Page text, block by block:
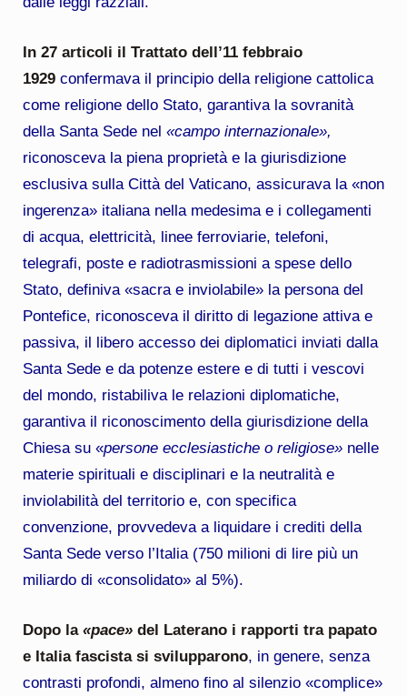
In 27 articoli il Trattato dell’11 febbraio
1929confermava il principio della religione cattolica
come religione dello Stato, garantiva la sovranità
della Santa Sede nel «campo internazionale»,
riconosceva la piena proprietà e la giurisdizione
esclusiva sulla Città del Vaticano, assicurava la «non
ingerenza» italiana nella medesima e i collegamenti
di acqua, elettricità, linee ferroviarie, telefoni,
telegrafi, poste e radiotrasmissioni a spese dello
Stato, definiva «sacra e inviolabile» la persona del
Pontefice, riconosceva il diritto di legazione attiva e
passiva, il libero accesso dei diplomatici inviati dalla
Santa Sede e da potenze estere e di tutti i vescovi
del mondo, ristabiliva le relazioni diplomatiche,
garantiva il riconoscimento della giurisdizione della
Chiesa su «persone ecclesiastiche o religiose»nelle
materie spirituali e disciplinari e la neutralità e
inviolabilità del territorio e, con specifica
convenzione, provvedeva a liquidare i crediti della
Santa Sede verso l’Italia (750 milioni di lire più un
miliardo di «consolidato» al 5%).
Dopo la «pace»del Laterano i rapporti tra papato
e Italia fascista si svilupparono, in genere, senza
contrasti profondi, almeno fino al silenzio «complice»